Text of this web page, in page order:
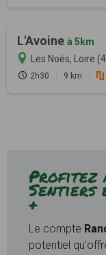
L'Avoine à 5km
Les Noës, Loire
2h30 9 km
Profitez
Sentiers
+
Le compte
potentiel